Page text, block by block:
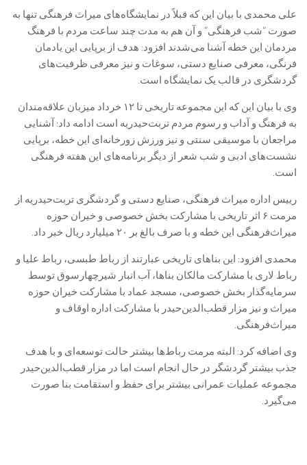
علی محمدی با بیان این که قبلاً در نمایشگاه‌های میراث فرهنگی تنها به
صورت “شب فرهنگی” و آن هم به مدت چند ساعت مردم با فرهنگ
مردمان این خطه آشنا می‌شدند افزود: هدف از برپایی این یادمان
فرنگی، معرفی صنایع دستی، سوغات و نیز معرفی ظرفیت‌های
گردشگری در قالب یک نمایشگاه است.
وی با بیان این که این مجموعه تاریخی تا ۱۲ خرداد میزبان علاقه‌مندان
به فرهنگ و آداب و رسوم مردم تربت‌حیدریه است ادامه داد: آشنایی
مراجعان با موسیقی سنتی و نیز ورزش زورخانه‌ای این خطه، برپایی
نشست‌های ادبی و شب شعر از دیگر برنامه‌های این هفته فرهنگی
است.
رییس اداره میراث فرهنگی، صنایع دستی و گردشگری تربت‌حیدریه از
مرمت ۶ اثر تاریخی با مشارکت بخش خصوصی و خیران حوزه
میراث‌فرهنگی این خطه و با صرف بالغ بر ۲۰ میلیارد ریال خبر داد.
محمدی افزود: این بناهای تاریخی عبارتند از رباط طبسی، رباط علیا و
رباط لاری با مشارکت مالکان بناها، آب انبار شیرچهارسوق توسط
سرمایه‌گذار بخش خصوصی، مسجد عماد با مشارکت خیران حوزه
میراث و نیز مزار قطب‌الدین‌حیدر با مشارکت اداره اوقاف و
میراث‌فرهنگی.
وی اضافه کرد: البته مرمت رباط‌ها بیشتر حالت توسعه‌ای و با هدف
جذب بیشتر گردشگر در حال انجام است اما در مزار قطب‌الدین‌حیدر
مجموعه عملیات عمرانی بیشتر برای حفظ و استقامت بنا صورت
می‌گیرد.